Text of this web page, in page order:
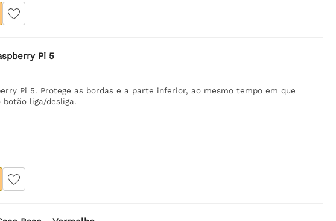
Pi 5
Pi 5. Protege as bordas e a parte inferior, ao mesmo tempo em que
liga/desliga.